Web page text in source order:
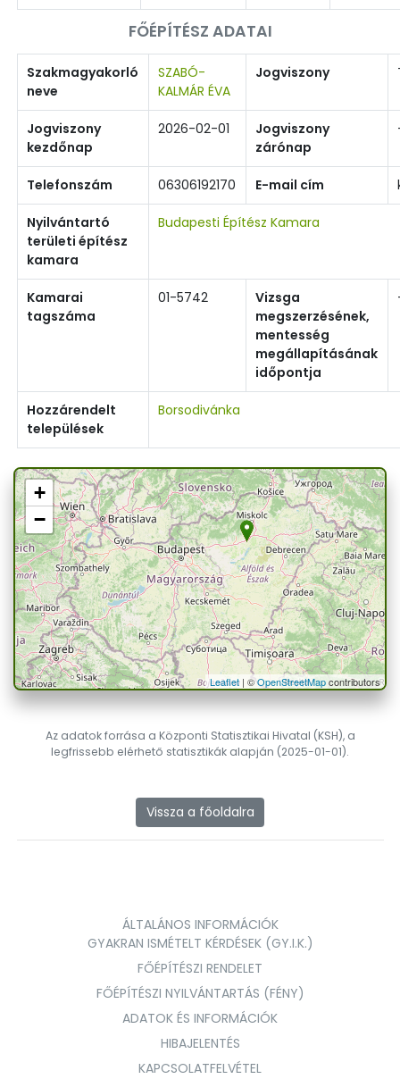
FŐÉPÍTÉSZ ADATAI
Szakmagyakorló
neve
SZABÓ-
KALMÁR ÉVA
Jogviszony
Jogviszony
kezdőnap
2026-02-01
Jogviszony
zárónap
Telefonszám 06306192170 E-mail cím
Nyilvántartó
területi építész
kamara
Budapesti Építész Kamara
Kamarai
tagszáma
01-5742
Vizsga
megszerzésének,
mentesség
megállapításának
időpontja
Hozzárendelt
települések
Borsodivánka
+
−
Leaflet| ©OpenStreetMapcontributors
Az adatok forrása a Központi Statisztikai Hivatal (KSH), a
legfrissebb elérhető statisztikák alapján (2025-01-01).
Vissza a főoldalra
ÁLTALÁNOS INFORMÁCIÓK
GYAKRAN ISMÉTELT KÉRDÉSEK (GY.I.K.)
FŐÉPÍTÉSZI RENDELET
FŐÉPÍTÉSZI NYILVÁNTARTÁS (FÉNY)
ADATOK ÉS INFORMÁCIÓK
HIBAJELENTÉS
KAPCSOLATFELVÉTEL